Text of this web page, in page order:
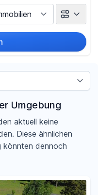
Umgebung
aktuell keine
Diese ähnlichen
könnten dennoch